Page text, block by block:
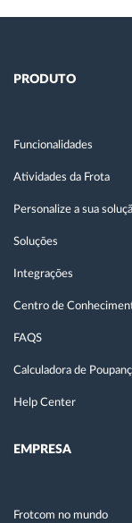
PRODUTO
Funcionalidades
Atividades da Frota
Personalize a sua
Soluções
Integrações
Centro de
FAQS
Calculadora de
Help Center
EMPRESA
Frotcom no mundo